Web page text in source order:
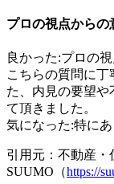
プロの視点からの
良かった:プロの
こちらの質問に丁
た、内見の要望
て頂きました。
気になった:特に
引用元：不動産・
SUUMO（https://